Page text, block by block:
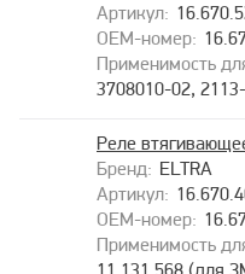
3708010-02,
ELTRA
Реле